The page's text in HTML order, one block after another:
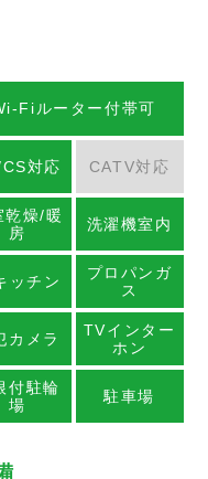
Fiルーター付帯可
対応 CATV対応
乾燥/暖
房
洗濯機室内
ッチン
プロパンガ
ス
カメラ
TVインター
ホン
付駐輪
場
駐車場